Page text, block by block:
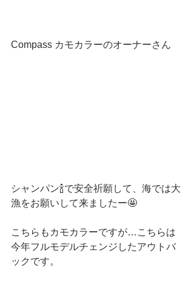
Compass カモカラーのオーナーさん
シャンパン🍾で安全祈願して、海では大
漁をお願いして来ましたー🤩
こちらもカモカラーですが…こちらは
今年フルモデルチェンジしたアウトバ
ックです。